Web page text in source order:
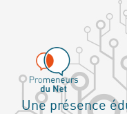
principal
Une présence